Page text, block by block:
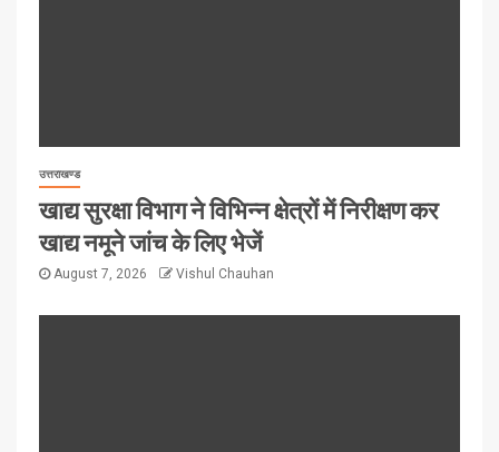
उत्तराखण्ड
खाद्य सुरक्षा विभाग ने विभिन्न क्षेत्रों में निरीक्षण कर
खाद्य नमूने जांच के लिए भेजें
August 7, 2026 Vishul Chauhan